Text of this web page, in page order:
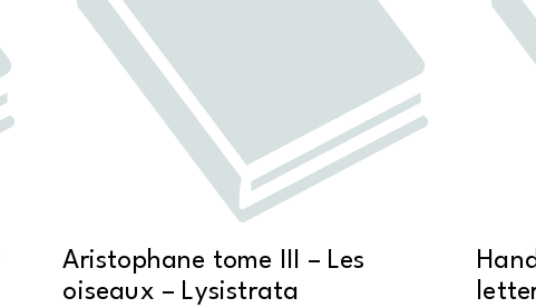
Aristophane tome III – Les
oiseaux – Lysistrata